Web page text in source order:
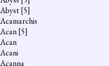
Abyst[5]
Acamarchis
Acan[5]
Acan
Acani
Acanna